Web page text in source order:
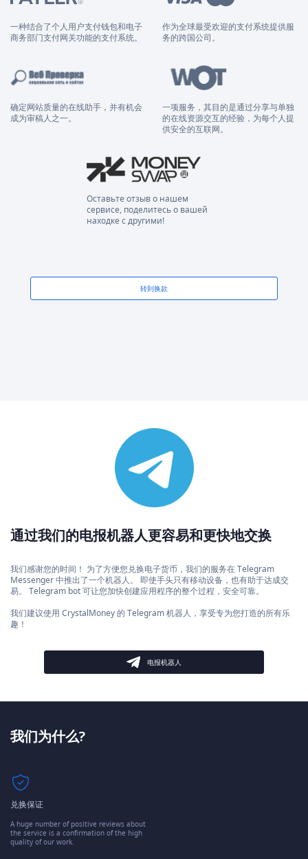
一种结合了个人用户支付钱包和电子
商务部门支付网关功能的支付系统。
作为全球最受欢迎的支付系统提供服
务的跨国公司。
确定网站质量的在线助手，并有机会
成为审稿人之一。
一项服务，其目的是通过分享与单独
的在线资源交互的经验，为每个人提
供安全的互联网。
Оставьте отзыв о нашем
сервисе, поделитесь о вашей
находке с другими!
转到换款
通过我们的电报机器人更容易和更快地交换
我们感谢您的时间！ 为了方便您兑换电子货币，我们的服务在 Telegram
Messenger 中推出了一个机器人。 即使手头只有移动设备，也有助于达成交
易。 Telegram bot 可让您加快创建应用程序的整个过程，安全可靠。
我们建议使用 CrystalMoney 的 Telegram 机器人，享受专为您打造的所有乐
趣！
电报机器人
我们为什么?
兑换保证
A huge number of positive reviews about
the service is a confirmation of the high
quality of our work.